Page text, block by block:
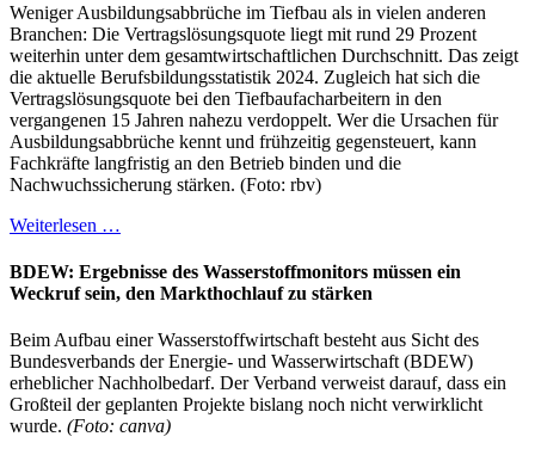
Weniger Ausbildungsabbrüche im Tiefbau als in vielen anderen
Branchen: Die Vertragslösungsquote liegt mit rund 29 Prozent
weiterhin unter dem gesamtwirtschaftlichen Durchschnitt. Das zeigt
die aktuelle Berufsbildungsstatistik 2024. Zugleich hat sich die
Vertragslösungsquote bei den Tiefbaufacharbeitern in den
vergangenen 15 Jahren nahezu verdoppelt. Wer die Ursachen für
Ausbildungsabbrüche kennt und frühzeitig gegensteuert, kann
Fachkräfte langfristig an den Betrieb binden und die
Nachwuchssicherung stärken. (Foto: rbv)
Weiterlesen …
BDEW: Ergebnisse des Wasserstoffmonitors müssen ein
Weckruf sein, den Markthochlauf zu stärken
Beim Aufbau einer Wasserstoffwirtschaft besteht aus Sicht des
Bundesverbands der Energie- und Wasserwirtschaft (BDEW)
erheblicher Nachholbedarf. Der Verband verweist darauf, dass ein
Großteil der geplanten Projekte bislang noch nicht verwirklicht
wurde. (Foto: canva)